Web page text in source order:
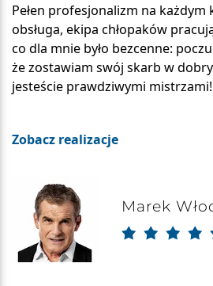
Pełen profesjonalizm na każdym
obsługa, ekipa chłopaków
co dla mnie było bezcenne:
że zostawiam swój skarb w
jesteście prawdziwymi mistrzami!
Zobacz realizacje
Marek